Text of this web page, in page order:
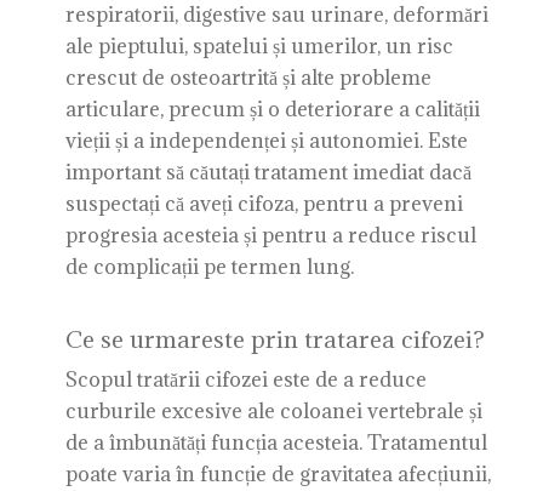
respiratorii, digestive sau urinare, deformări
ale pieptului, spatelui și umerilor, un risc
crescut de osteoartrită și alte probleme
articulare, precum și o deteriorare a calității
vieții și a independenței și autonomiei. Este
important să căutați tratament imediat dacă
suspectați că aveți cifoza, pentru a preveni
progresia acesteia și pentru a reduce riscul
de complicații pe termen lung.
Ce se urmareste prin tratarea cifozei?
Scopul tratării cifozei este de a reduce
curburile excesive ale coloanei vertebrale și
de a îmbunătăți funcția acesteia. Tratamentul
poate varia în funcție de gravitatea afecțiunii,